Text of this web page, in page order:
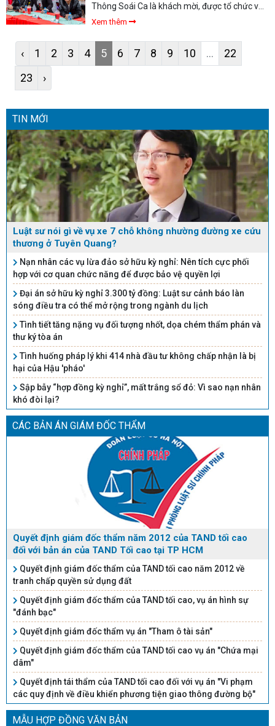
Thông Soái Ca là khách mời, được tổ chức vào
sáng 30/3, tại Hòa Bình chưa được cấp phép
Xem thêm
‹ 1 2 3 4 5 6 7 8 9 10 ...
22
23
›
TIN MỚI
Luật sư nói gì về vụ xe 7 chỗ không nhường đường xe cứu
thương ở Tuyên Quang?
Nạn nhân các vụ lừa đảo sở hữu kỳ nghỉ: Nên tích cực phối
hợp với cơ quan chức năng để được bảo vệ quyền lợi
Đại án sở hữu kỳ nghỉ 3.300 tỷ đồng: Luật sư cảnh báo làn
sóng điều tra có thể mở rộng trong ngành du lịch
Tình tiết tăng nặng vụ đối tượng nhốt, dọa chém thẩm phán và
thư ký tòa án
Tình huống pháp lý khi 414 nhà đầu tư không chấp nhận là bị
hại của Hậu 'pháo'
Sập bẫy “hợp đồng kỳ nghỉ”, mất trắng sổ đỏ: Vì sao nạn nhân
khó đòi lại?
CÁC BẢN ÁN GIÁM ĐỐC THẨM
Quyết định giám đốc thẩm năm 2012 của TAND tối cao
đối với bản án của TAND Tối cao tại TP HCM
Quyết định giám đốc thẩm của TAND tối cao năm 2012 về
tranh chấp quyền sử dụng đất
Quyết định giám đốc thẩm của TAND tối cao, vụ án hình sự
"đánh bạc"
Quyết định giám đốc thẩm vụ án "Tham ô tài sản"
Quyết định giám đốc thẩm của TAND tối cao vụ án "Chứa mại
dâm"
Quyết định tái thẩm của TAND tối cao đối với vụ án "Vi phạm
các quy định về điều khiển phương tiện giao thông đường bộ"
MẪU HỢP ĐỒNG VĂN BẢN